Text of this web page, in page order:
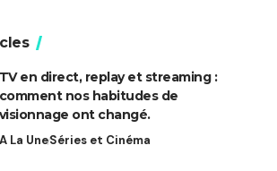
TV en direct, replay et streaming :
comment nos habitudes de
visionnage ont changé.
A La UneSéries et Cinéma